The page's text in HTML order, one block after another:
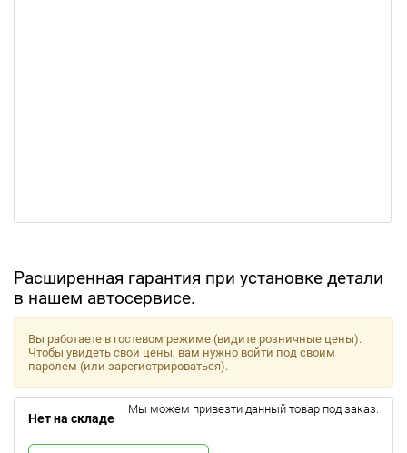
Расширенная гарантия при установке детали
в нашем автосервисе.
Вы работаете в гостевом режиме (видите розничные цены).
Чтобы увидеть свои цены, вам нужно войти под своим
паролем (или зарегистрироваться).
Нет на складе
Мы можем привезти данный товар под заказ.